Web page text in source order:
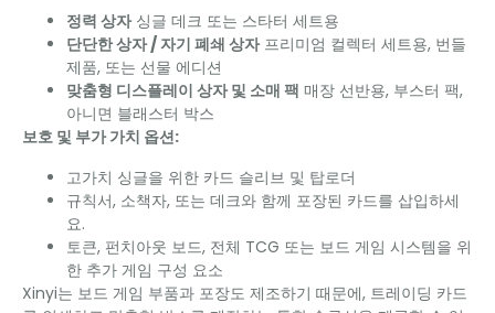
정력 상자싱글 데크 또는 스타터 세트용
단단한 상자 / 자기 폐쇄 상자프리미엄 컬렉터 세트용, 번들
제품, 또는 선물 에디션
맞춤형 디스플레이 상자 및 소매 팩 매장 선반용, 부스터 팩,
아니면 블래스터 박스
보호 및 부가 가치 옵션:
고가치 싱글을 위한 카드 슬리브 및 탑로더
규칙서, 소책자, 또는 데크와 함께 포장된 카드를 삽입하세
요.
토큰, 펀치아웃 보드, 전체 TCG 또는 보드 게임 시스템을 위
한 추가 게임 구성 요소
Xinyi는 보드 게임 부품과 포장도 제조하기 때문에, 트레이딩 카드